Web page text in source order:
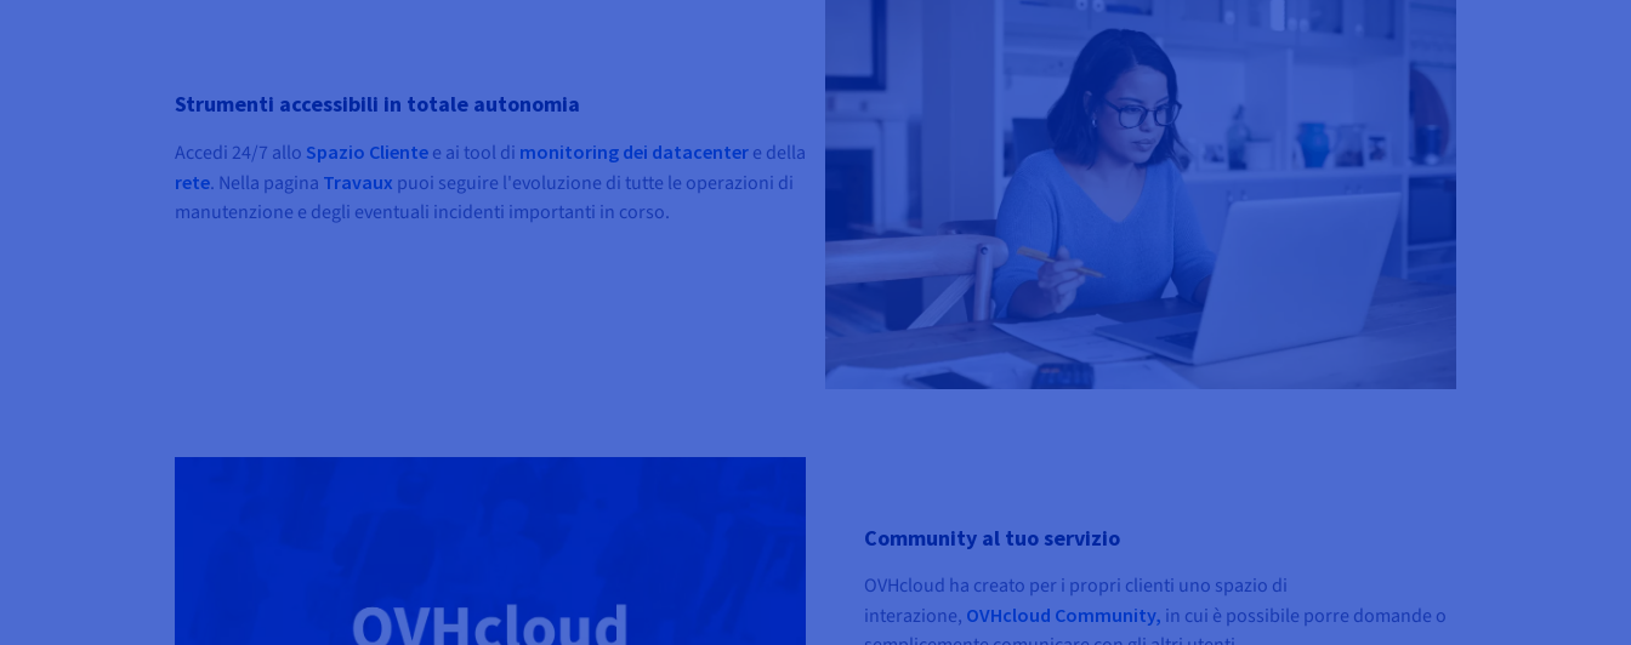
Strumenti accessibili in totale autonomia
Accedi 24/7 allo Spazio Cliente e ai tool di monitoring dei datacenter e della
rete. Nella pagina Travaux puoi seguire l'evoluzione di tutte le operazioni di
manutenzione e degli eventuali incidenti importanti in corso.
Community al tuo servizio
OVHcloud ha creato per i propri clienti uno spazio di
interazione, OVHcloud Community, in cui è possibile porre domande o